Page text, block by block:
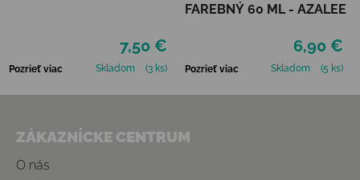
7,50 €
Pozrieť viac Skladom (3 ks)
FAREBNÝ 60 ML - AZALEE
6,90 €
Pozrieť viac Skladom (5 ks)
ZÁKAZNÍCKE CENTRUM
O nás